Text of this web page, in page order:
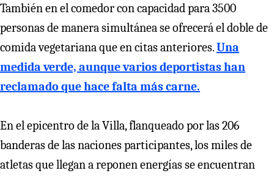
También en el comedor con capacidad para 3500
personas de manera simultánea se ofrecerá el doble de
comida vegetariana que en citas anteriores.Una
medida verde, aunque varios deportistas han
reclamado que hace falta más carne.
En el epicentro de la Villa, flanqueado por las 206
banderas de las naciones participantes, los miles de
atletas que llegan a reponen energías se encuentran